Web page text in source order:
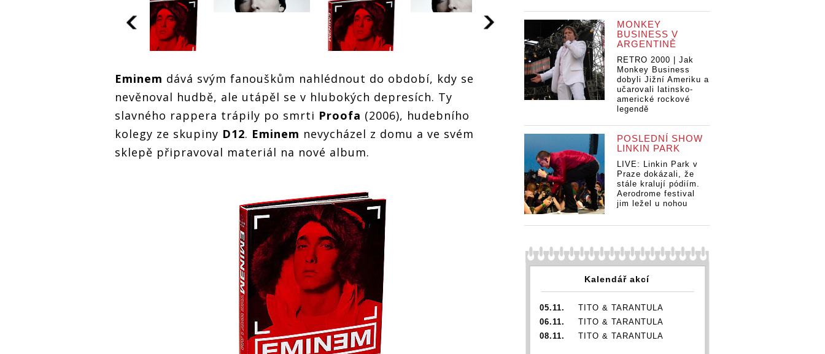
Eminem dává svým fanouškům nahlédnout do období, kdy se
nevěnoval hudbě, ale utápěl se v hlubokých depresích. Ty
slavného rappera trápily po smrti Proofa (2006), hudebního
kolegy ze skupiny D12. Eminem nevycházel z domu a ve svém
sklepě připravoval materiál na nové album.
MONKEY
BUSINESS V
ARGENTINĚ
RETRO 2000 | Jak
Monkey Business
dobyli Jižní Ameriku a
učarovali latinsko-
americké rockové
legendě
POSLEDNÍ SHOW
LINKIN PARK
LIVE: Linkin Park v
Praze dokázali, že
stále kralují pódiím.
Aerodrome festival
jim ležel u nohou
Kalendář akcí
05.11.
TITO & TARANTULA
06.11.
TITO & TARANTULA
08.11.
TITO & TARANTULA